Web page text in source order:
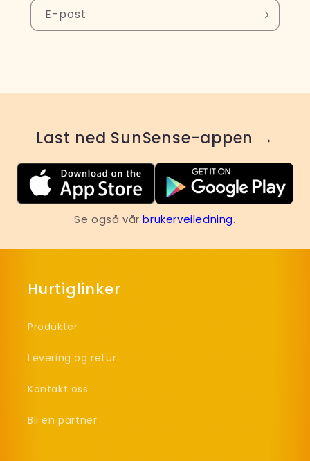
E-post
Last ned SunSense-appen →
Se også vårbrukerveiledning.
Hurtiglinker
Produkter
Levering og retur
Kontakt oss
Bli en partner